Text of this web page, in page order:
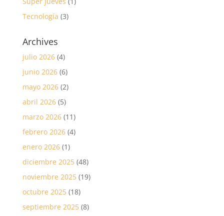
Tecnología (3)
Archives
julio 2026(4)
junio 2026(6)
mayo 2026(2)
abril 2026(5)
marzo 2026(11)
febrero 2026(4)
enero 2026(1)
diciembre 2025(48)
noviembre 2025(19)
octubre 2025(18)
septiembre 2025(8)